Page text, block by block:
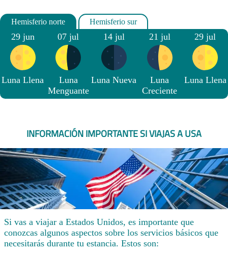
29 jun
Luna Llena
07 jul
Luna
Menguante
14 jul
Luna Nueva
21 jul
Luna
Creciente
29 jul
Luna Llena
INFORMACIÓN IMPORTANTE SI VIAJAS A USA
Si vas a viajar a Estados Unidos, es importante que
conozcas algunos aspectos sobre los servicios básicos que
necesitarás durante tu estancia. Estos son: